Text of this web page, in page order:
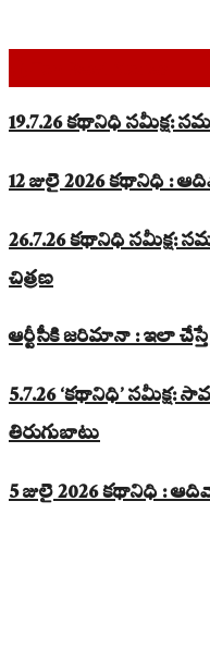
19.7.26 కథానిధి సమీక్ష:
12 జులై 2026 కథానిధి :
26.7.26 కథానిధి
చిత్రణ
ఆర్టీసీకి జరిమానా : ఇలా చేస్తే
5.7.26 ‘కథానిధి’ సమీక్ష:
తిరుగుబాటు
5 జులై 2026 కథానిధి :